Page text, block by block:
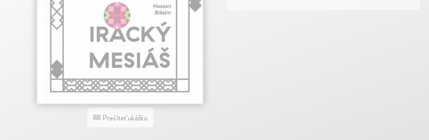
Prečítať ukážku